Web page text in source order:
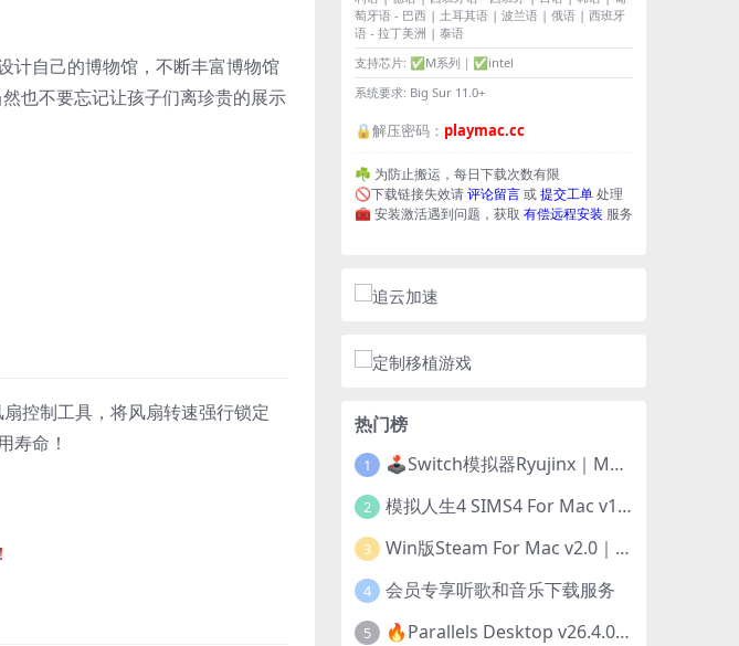
计自己的博物馆，不断丰富博物馆
也不要忘记让孩子们离珍贵的展示
控制工具，将风扇转速强行锁定
寿命！
萄牙语 - 巴西 | 土耳其语 | 波兰语 | 俄语 | 西班牙
语 - 拉丁美洲 | 泰语
支持芯片: ✅M系列｜✅intel
系统要求: Big Sur 11.0+
🔒解压密码： playmac.cc
☘️ 为防止搬运，每日下载次数有限
🚫下载链接失效请评论留言或提交工单处理
🧰 安装激活遇到问题，获取 有偿远程安装 服务
热门榜
1 🕹️Switch模拟器Ryujinx｜Mac+Win版｜开发团队已解散此乃最后的绝唱版本
2 模拟人生4 SIMS4 For Mac v1.118.257.1220｜中文原生版｜无限金币｜全100DLC
3 Win版Steam For Mac v2.0｜在Mac运行Win版游戏！｜升级GPTK4.0支持！
4 会员专享听歌和音乐下载服务
5 🔥Parallels Desktop v26.4.0-57513｜免激活版｜在Mac上安装Windows/Linux等系统[赠Windows激活]